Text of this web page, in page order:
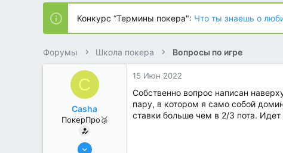
м
ы
л
а
Конкурс “Термины покера": Что ты знаешь о
Форумы Школа покера Вопросы по игре
C
Casha
ПокерПро🥈
13 Июн 2022
15 Июн 2022
Собственно вопрос написан
пару, в котором я само собой
ставки больше чем в 2/3 пота.